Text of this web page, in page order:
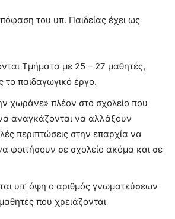
του υπ. Παιδείας έχει ως
Τμήματα με 25 – 27 μαθητές,
το παιδαγωγικό έργο.
χωράνε» πλέον στο σχολείο που
αναγκάζονται να αλλάξουν
περιπτώσεις στην επαρχία να
φοιτήσουν σε σχολείο ακόμα και σε
υπ’ όψη ο αριθμός γνωματεύσεων
που χρειάζονται